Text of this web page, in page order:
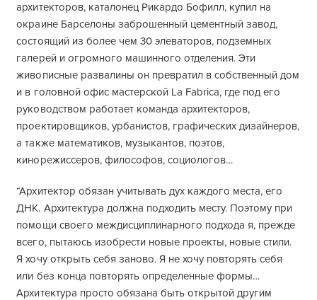
архитекторов, каталонец Рикардо Бофилл, купил на
окраине Барселоны заброшенный цементный завод,
состоящий из более чем 30 элеваторов, подземных
галерей и огромного машинного отделения. Эти
живописные развалины он превратил в собственный дом
и в головной офис мастерской La Fabrica, где под его
руководством работает команда архитекторов,
проектировщиков, урбанистов, графических дизайнеров,
а также математиков, музыкантов, поэтов,
кинорежиссеров, философов, социологов…
“Архитектор обязан учитывать дух каждого места, его
ДНК. Архитектура должна подходить месту. Поэтому при
помощи своего междисциплинарного подхода я, прежде
всего, пытаюсь изобрести новые проекты, новые стили.
Я хочу открыть себя заново. Я не хочу повторять себя
или без конца повторять определенные формы…
Архитектура просто обязана быть открытой другим